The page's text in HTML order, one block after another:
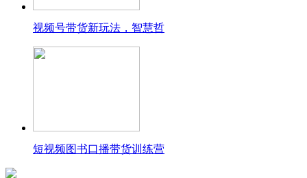
视频号带货新玩法，智慧哲
短视频图书口播带货训练营